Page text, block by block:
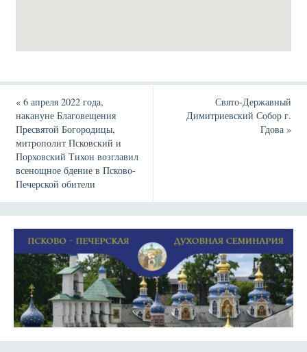
«6 апреля 2022 года,
накануне Благовещения
Пресвятой Богородицы,
митрополит Псковский и
Порховский Тихон возглавил
всенощное бдение в Псково-
Печерской обители
Свято-Державный
Димитриевский Собор г.
Гдова»